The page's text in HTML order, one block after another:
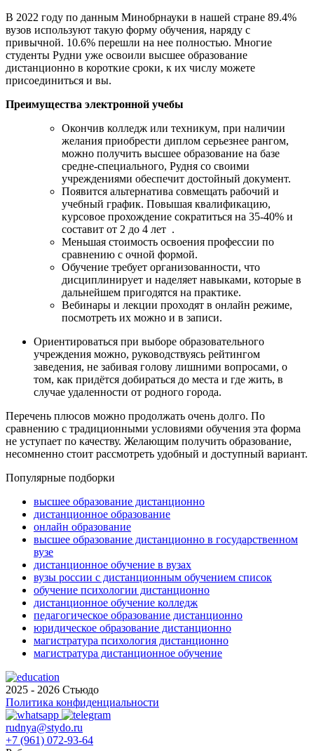
В 2022 году по данным Минобрнауки в нашей стране 89.4%
вузов используют такую форму обучения, наряду с
привычной. 10.6% перешли на нее полностью. Многие
студенты Рудни уже освоили высшее образование
дистанционно в короткие сроки, к их числу можете
присоединиться и вы.
Преимущества электронной учебы
Окончив колледж или техникум, при наличии
желания приобрести диплом серьезнее рангом,
можно получить высшее образование на базе
средне-специального, Рудня со своими
учреждениями обеспечит достойный документ.
Появится альтернатива совмещать рабочий и
учебный график. Повышая квалификацию,
курсовое прохождение сократиться на 35-40% и
составит от 2 до 4 лет .
Меньшая стоимость освоения профессии по
сравнению с очной формой.
Обучение требует организованности, что
дисциплинирует и наделяет навыками, которые в
дальнейшем пригодятся на практике.
Вебинары и лекции проходят в онлайн режиме,
посмотреть их можно и в записи.
Ориентироваться при выборе образовательного
учреждения можно, руководствуясь рейтингом
заведения, не забивая голову лишними вопросами, о
том, как придётся добираться до места и где жить, в
случае удаленности от родного города.
Перечень плюсов можно продолжать очень долго. По
сравнению с традиционными условиями обучения эта форма
не уступает по качеству. Желающим получить образование,
несомненно стоит рассмотреть удобный и доступный вариант.
Популярные подборки
высшее образование дистанционно
дистанционное образование
онлайн образование
высшее образование дистанционно в государственном
вузе
дистанционное обучение в вузах
вузы россии с дистанционным обучением список
обучение психологии дистанционно
дистанционное обучение колледж
педагогическое образование дистанционно
юридическое образование дистанционно
магистратура психология дистанционно
магистратура дистанционное обучение
2025 - 2026 Стьюдо
Политика конфиденциальности
rudnya@stydo.ru
+7 (961) 072-93-64